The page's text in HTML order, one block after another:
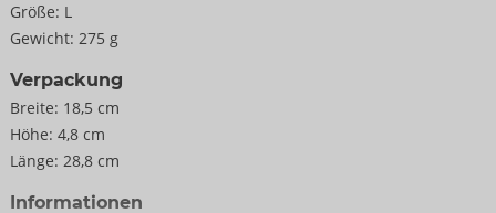
Größe: L
Gewicht: 275 g
Verpackung
Breite: 18,5 cm
Höhe: 4,8 cm
Länge: 28,8 cm
Informationen